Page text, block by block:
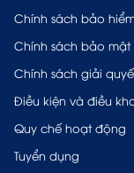
Chính sách bảo
Chính sách bảo mật
Chính sách giải
Điều kiện và điều
Quy chế hoạt động
Tuyển dụng